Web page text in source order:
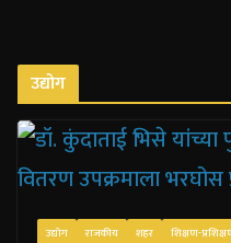
उद्योग
उद्योग राजकीय शहर शिक्षण-